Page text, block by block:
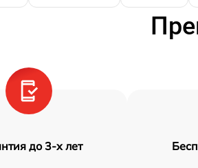
до 3-х лет